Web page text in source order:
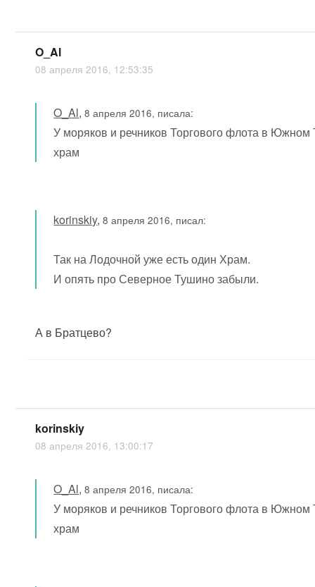
O_Al
08 апреля 2016, 12:53:35
O_Al,8 апреля 2016, писала:
У моряков и речников Торгового флота в Южном
храм
korinskiy,8 апреля 2016, писал:
Так на Лодочной уже есть один Храм.
И опять про Северное Тушино забыли.
А в Братцево?
korinskiy
08 апреля 2016, 13:00:17
O_Al,8 апреля 2016, писала:
У моряков и речников Торгового флота в Южном
храм